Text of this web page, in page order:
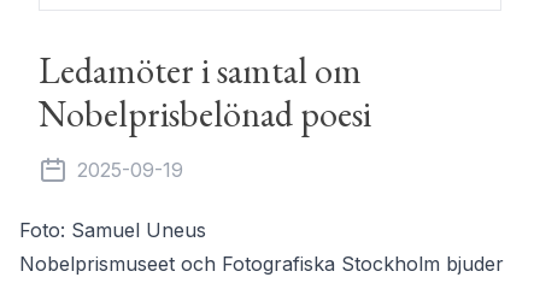
Ledamöter i samtal om
Nobelprisbelönad poesi
2025-09-19
Foto: Samuel Uneus
Nobelprismuseet och Fotografiska Stockholm bjuder